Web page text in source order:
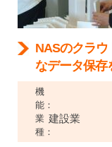
NASのクラ
なデータ保存
機
能：
業
種：
建設業